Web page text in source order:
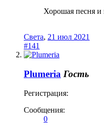
Хорошая песня и
Света, 21 июл 2021
#141
Plumeria Гость
Регистрация:
Сообщения:
0